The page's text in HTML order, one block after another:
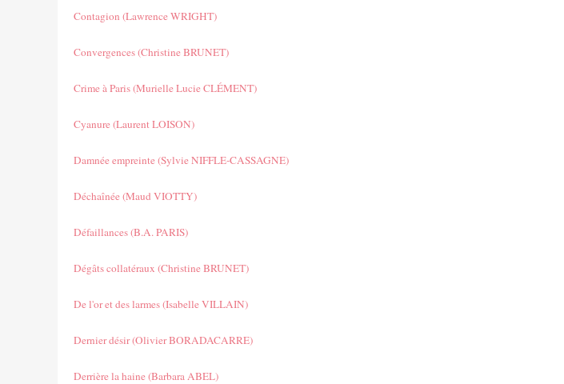
Contagion (Lawrence WRIGHT)
Convergences (Christine BRUNET)
Crime à Paris (Murielle Lucie CLÉMENT)
Cyanure (Laurent LOISON)
Damnée empreinte (Sylvie NIFFLE-CASSAGNE)
Déchaînée (Maud VIOTTY)
Défaillances (B.A. PARIS)
Dégâts collatéraux (Christine BRUNET)
De l'or et des larmes (Isabelle VILLAIN)
Dernier désir (Olivier BORADACARRE)
Derrière la haine (Barbara ABEL)